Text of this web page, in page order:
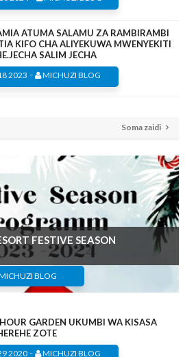
ATUMA SALAMU ZA RAMBIRAMBI
KIFO CHA ALIYEKUWA MWENYEKITI
SALIM JECHA
2023 - MICHUZI BLOG
Soma zaidi
FESTIVE SEASON
BLOG
GARDEN UKUMBI WA KISASA
ZOTE
2020- MICHUZI BLOG